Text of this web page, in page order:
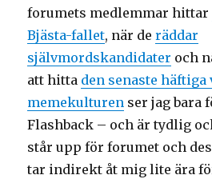
forumets medlemmar hittar
Bjästa-fallet, när deräddar
självmordskandidater och
att hitta den senaste
memekulturen ser jag bara
Flashback – och är tydlig
står upp för forumet och
tar indirekt åt mig lite ära